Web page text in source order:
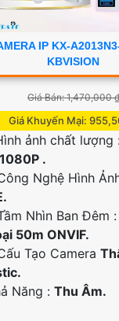
IP KX-
KBVISION
Giá Bán: 1,470,000 ₫
Giá Khuyến Mại:
ảnh chất lượng
.
Nghệ Hình
Nhìn Ban Đêm :
50m ONVIF.
Tạo Camera
Năng : Thu Âm.